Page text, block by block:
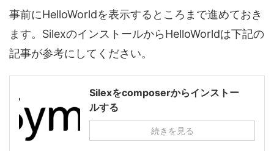
事前にHelloWorldを表示するところまで進めておき
ます。SilexのインストールからHelloWorldは下記の
記事が参考にしてください。
Silexをcomposerからインストー
ルする
続きを見る